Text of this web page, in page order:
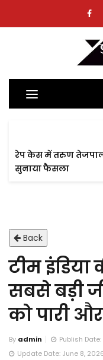
Toggle
navigation
रेप केस में तरुण तेजपाल
सुनाया फैसला
Back
टीम इंडिया
सबसे बड़ी
को पारी
By admin
Publish Date:
Update Date: June 8, 2026